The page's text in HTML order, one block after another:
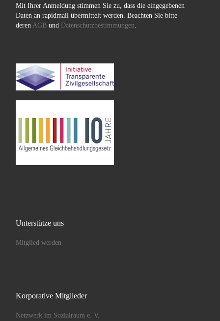
Mit Ihrer Anmeldung stimmen Sie zu, dass die eingegebenen
Daten an rapidmail übermittelt werden. Beachten Sie bitte
deren AGBund Datenschutzbestimmungen
Unterstütze uns
Mitglied werden
Korporative Mitglieder
Netzwerk im Sozialraum e. V.